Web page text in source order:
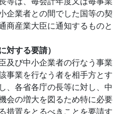
企業者との間でした国等の契
商産業大臣に通知するものと
対する要請）
及び中小企業者の行なう事業
事業を行なう者を相手方とす
、各省各庁の長等に対し、中
会の増大を図るため特に必要
措置をとるべきことを要請す